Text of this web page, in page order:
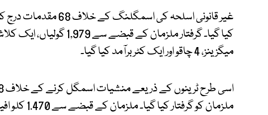
میگزینز، 4 چاقو اور ایک کٹر برآمد کیا گیا۔